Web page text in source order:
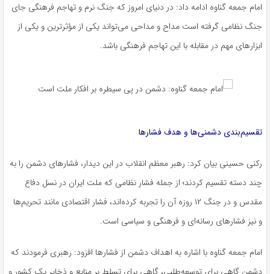
امام جمعه گناوه ادامه داد: در دنیای امروز که جنگ نرم و تهاجم فرهنگی جای
جنگ نظامی گرفته است مداح و مداحی می‌تواند یکی از مؤثرترین و یکی از
ابزارهای مهم در مقابله با این تهاجم فرهنگی باشد.
تقسیم‌بندی دشمنی‌ها و هدف فشارها
رکنی حسینی بیان کرد: رهبر معظم انقلاب در این دیدار، فشارهای دشمن را به
چند دسته تقسیم کردند؛ از جمله فشار نظامی که ملت ایران در نسل دفاع
مقدس و در جنگ ۱۲ روزه آن را تجربه کرده‌اند، فشار اقتصادی مانند تحریم‌ها
و نیز فشارهای رسانه‌ای و فرهنگی و سیاسی است.
امام جمعه گناوه با اشاره به اهداف دشمن از فشارها افزود: رهبری فرمودند که